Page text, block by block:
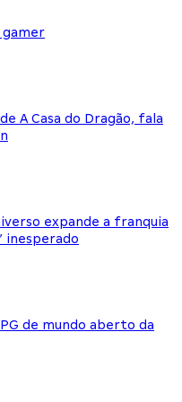
gamer
A Casa do Dragão, fala
expande a franquia
inesperado
de mundo aberto da